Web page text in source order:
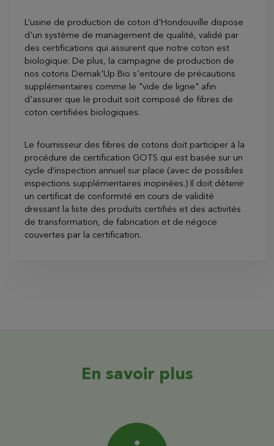
L’usine de production de coton d'Hondouville dispose
d'un système de management de qualité, validé par
des certifications qui assurent que notre coton est
biologique. De plus, la campagne de production de
nos cotons Demak'Up Bio s'entoure de précautions
supplémentaires comme le "vide de ligne" afin
d'assurer que le produit soit composé de fibres de
coton certifiées biologiques.
Le fournisseur des fibres de cotons doit participer à la
procédure de certification GOTS qui est basée sur un
cycle d’inspection annuel sur place (avec de possibles
inspections supplémentaires inopinées.) Il doit détenir
un certificat de conformité en cours de validité
dressant la liste des produits certifiés et des activités
de transformation, de fabrication et de négoce
couvertes par la certification.
En savoir plus